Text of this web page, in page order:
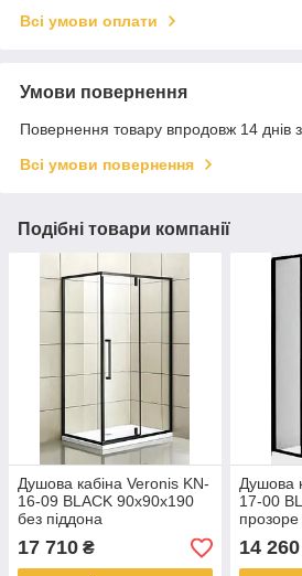
Всі умови оплати
Умови повернення
Повернення товару впродовж 14 днів
Всі умови повернення
Подібні товари компанії
Душова кабіна Veronis KN-
16-09 BLACK 90х90х190
без піддона
17 710 ₴
Душова
17-00
14 260